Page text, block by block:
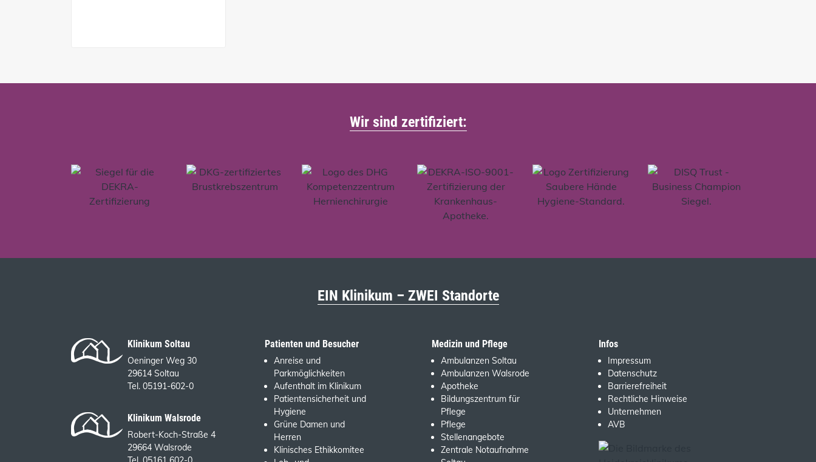
Wir sind zertifiziert:
EIN Klinikum – ZWEI Standorte
Klinikum Soltau
Oeninger Weg 30
29614 Soltau
Tel. 05191-602-0
Klinikum Walsrode
Robert-Koch-Straße 4
29664 Walsrode
Patienten und Besucher
Anreise und
Parkmöglichkeiten
Aufenthalt im Klinikum
Patientensicherheit und
Hygiene
Grüne Damen und
Herren
Klinisches Ethikkomitee
Medizin und Pflege
Ambulanzen Soltau
Ambulanzen Walsrode
Apotheke
Bildungszentrum für
Pflege
Pflege
Stellenangebote
Zentrale Notaufnahme
Infos
Impressum
Datenschutz
Barrierefreiheit
Rechtliche Hinweise
Unternehmen
AVB